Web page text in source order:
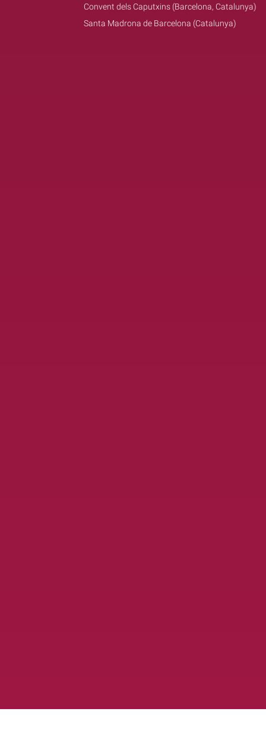
Convent dels Caputxins (Barcelona, Catalunya)
Santa Madrona de Barcelona (Catalunya)